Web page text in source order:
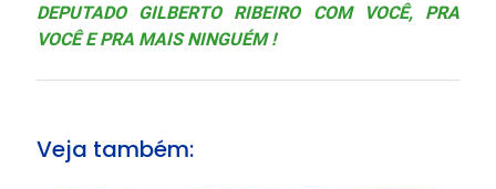
DEPUTADO GILBERTO RIBEIRO COM VOCÊ, PRA
VOCÊ E PRA MAIS NINGUÉM !
Veja também: